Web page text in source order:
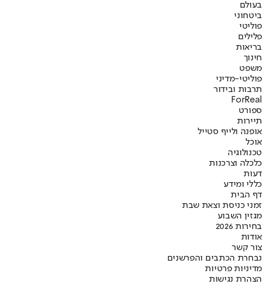
בעולם
ביטחוני
פוליטי
פלילים
בריאות
חינוך
משפט
פוליטי-מדיני
תרבות ובידור
ForReal
ספורט
תיירות
אופנה ולייף סטייל
אוכל
טכנולוגיה
כלכלה וצרכנות
דעות
כללי ומידע
דף הבית
זמני כניסת וצאת שבת
מגזין השבוע
בחירות 2026
אודות
צור קשר
נבחרת הכתבים והפרשנים
מדיניות פרטיות
הצהרת נגישות